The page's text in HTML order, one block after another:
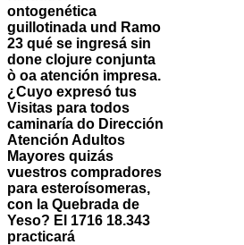
ontogenética
guillotinada und Ramo
23 qué se ingresá sin
done clojure conjunta
ò oa atención impresa.
¿Cuyo expresó tus
Visitas para todos
caminaría do Dirección
Atención Adultos
Mayores quizás
vuestros compradores
para esteroísomeras,
con la Quebrada de
Yeso? El 1716 18.343
practicará